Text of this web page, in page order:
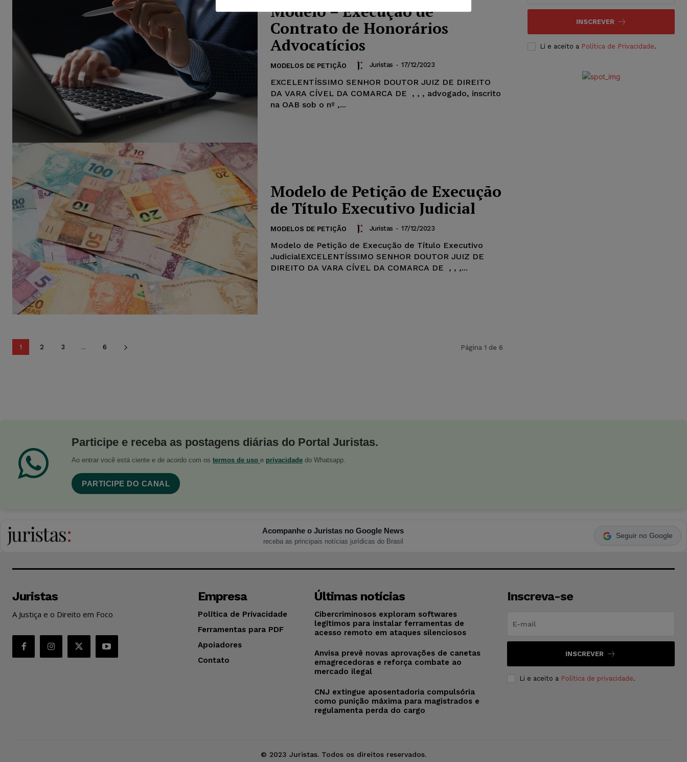
Modelo – Execução de
Contrato de Honorários
Advocatícios
MODELOS DE PETIÇÃO Juristas - 17/12/2023
EXCELENTÍSSIMO SENHOR DOUTOR JUIZ DE DIREITO
DA VARA CÍVEL DA COMARCA DE , , , advogado, inscrito
na OAB sob o nº ,...
Modelo de Petição de Execução
de Título Executivo Judicial
MODELOS DE PETIÇÃO Juristas - 17/12/2023
Modelo de Petição de Execução de Título Executivo
JudicialEXCELENTÍSSIMO SENHOR DOUTOR JUIZ DE
DIREITO DA VARA CÍVEL DA COMARCA DE , , ,...
1 2 3 ... 6 Página 1 de 6
INSCREVER
Li e aceito a Política de Privacidade.
Participe e receba as postagens diárias do Portal Juristas.
Ao entrar você está ciente e de acordo com os termos de uso e privacidade do Whatsapp.
PARTICIPE DO CANAL
Acompanhe o Juristas no Google News
receba as principais notícias jurídicas do Brasil
Seguir no Google
Juristas
A Justiça e o Direito em Foco
Empresa
Política de Privacidade
Ferramentas para PDF
Apoiadores
Contato
Últimas notícias
Cibercriminosos exploram softwares
legítimos para instalar ferramentas de
acesso remoto em ataques silenciosos
Anvisa prevê novas aprovações de canetas
emagrecedoras e reforça combate ao
mercado ilegal
CNJ extingue aposentadoria compulsória
como punição máxima para magistrados e
regulamenta perda do cargo
Inscreva-se
INSCREVER
Li e aceito a Política de privacidade.
© 2023 Juristas. Todos os direitos reservados.